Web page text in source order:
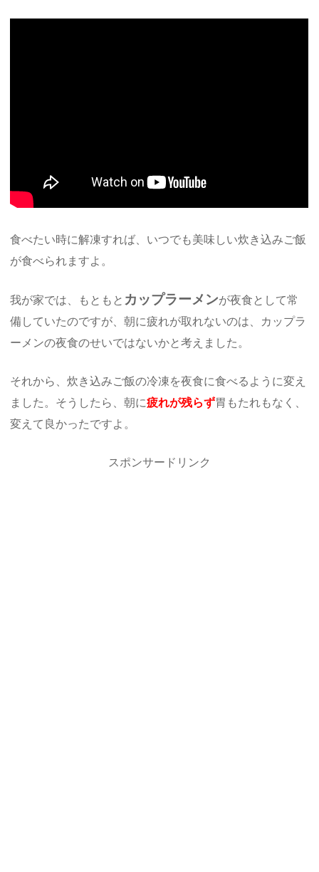
食べたい時に解凍すれば、いつでも美味しい炊き込みご飯
が食べられますよ。
我が家では、もともと カップラーメンが夜食として常
備していたのですが、朝に疲れが取れないのは、カップラ
ーメンの夜食のせいではないかと考えました。
それから、炊き込みご飯の冷凍を夜食に食べるように変え
ました。そうしたら、朝に疲れが残らず胃もたれもなく、
変えて良かったですよ。
スポンサードリンク